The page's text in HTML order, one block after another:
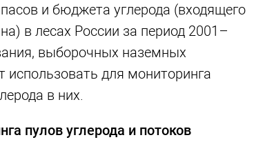
и бюджета углерода (входящего
в лесах России за период 2001–
выборочных наземных
использовать для мониторинга
в них.
пулов углерода и потоков